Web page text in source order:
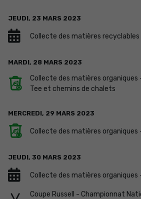
JEUDI, 23 MARS 2023
Collecte des matières
MARDI, 28 MARS 2023
Collecte des matières organiques
Tee et chemins de chalets
MERCREDI, 29 MARS 2023
Collecte des matières organiques
JEUDI, 30 MARS 2023
Collecte des matières organiques
Coupe Russell - Championnat